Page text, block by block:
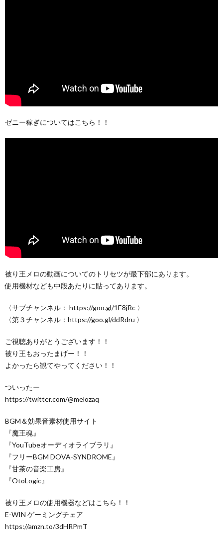
ゼニー稼ぎについてはこちら！！
被り王メロの動画についてのトリセツが最下部にあります。
使用機材なども中段あたりに貼ってあります。
〈サブチャンネル： https://goo.gl/1E8jRc 〉
〈第３チャンネル：https://goo.gl/ddRdru 〉
ご視聴ありがとうございます！！
被り王もおったまげー！！
よかったら観てやってください！！
ついったー
https://twitter.com/@melozaq
BGM＆効果音素材使用サイト
『魔王魂』
『YouTubeオーディオライブラリ』
『フリーBGM DOVA-SYNDROME』
『甘茶の音楽工房』
『OtoLogic』
被り王メロの使用機器などはこちら！！
E-WIN ゲーミングチェア
https://amzn.to/3dHRPmT